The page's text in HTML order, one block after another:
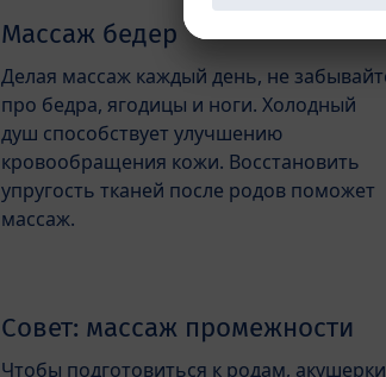
Массаж бедер
Делая массаж каждый день, не
про бедра, ягодицы и ноги. Холодный
душ способствует улучшению
кровообращения кожи. Восстановить
упругость тканей после родов поможет
массаж.
Совет: массаж промежности
Чтобы подготовиться к родам,